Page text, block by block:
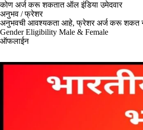
कोण अर्ज करू शकतात ऑल इंडिया उमेदवार
अनुभव / फ्रेशर
अनुभवची आवश्यकता आहे, फ्रेशर अर्ज करू शकत
Gender Eligibility Male & Female
ऑफलाईन